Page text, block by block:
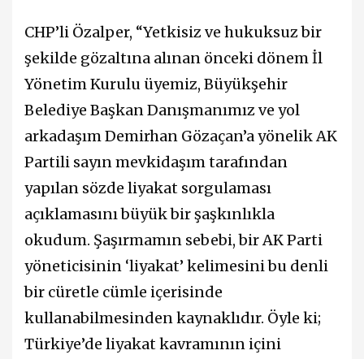
CHP’li Özalper, “Yetkisiz ve hukuksuz bir
şekilde gözaltına alınan önceki dönem İl
Yönetim Kurulu üyemiz, Büyükşehir
Belediye Başkan Danışmanımız ve yol
arkadaşım Demirhan Gözaçan’a yönelik AK
Partili sayın mevkidaşım tarafından
yapılan sözde liyakat sorgulaması
açıklamasını büyük bir şaşkınlıkla
okudum. Şaşırmamın sebebi, bir AK Parti
yöneticisinin ‘liyakat’ kelimesini bu denli
bir cüretle cümle içerisinde
kullanabilmesinden kaynaklıdır. Öyle ki;
Türkiye’de liyakat kavramının içini